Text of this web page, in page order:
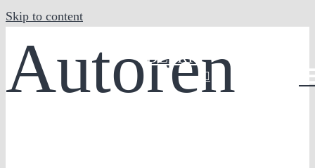
Skip to content
DEFRIT
Autoren